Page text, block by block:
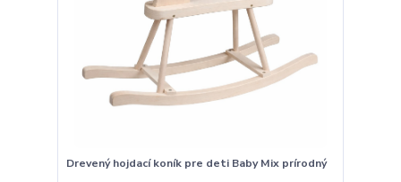
Drevený hojdací koník pre deti Baby Mix prírodný